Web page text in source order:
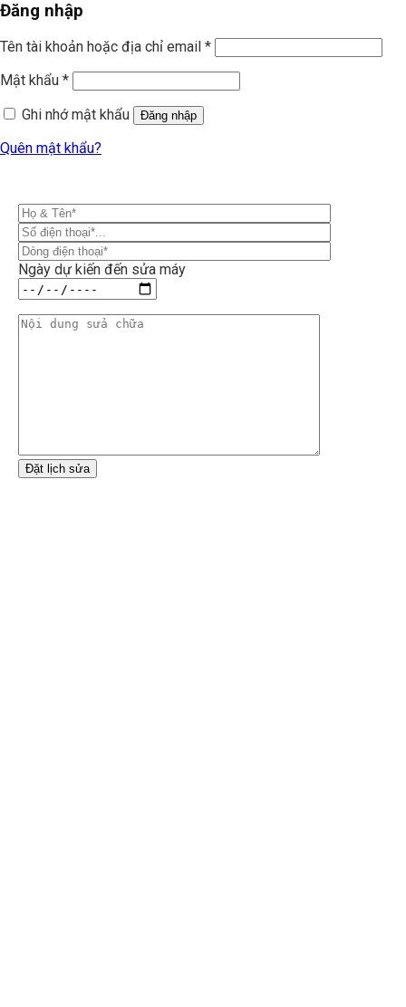
Đăng nhập
Tên tài khoản hoặc địa chỉ email *
Mật khẩu *
Ghi nhớ mật khẩu
Đăng nhập
Quên mật khẩu?
Ngày dự kiến đến sửa máy